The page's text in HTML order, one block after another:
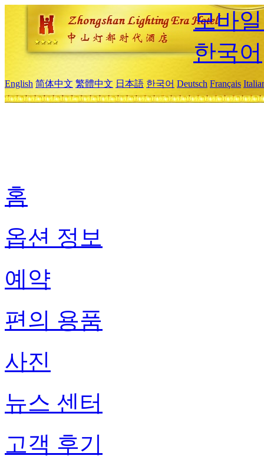
모바
한국어
English 简体中文 繁體中文 日本語 한국어 Deutsch Français
홈
옵션 정보
예약
편의 용품
사진
뉴스 센터
고객 후기